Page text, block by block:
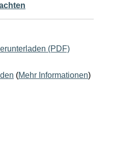
(PDF)
(Mehr Informationen)